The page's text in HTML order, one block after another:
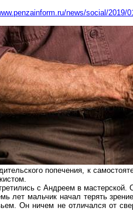
news/social/2019/
попечения, к
с Андреем в мастерской.
лет мальчик начал терять
Он ничем не отличался от